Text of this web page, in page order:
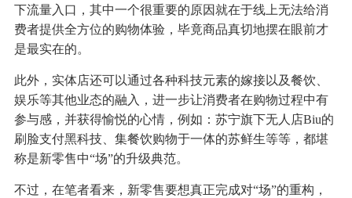
下流量入口，其中一个很重要的原因就在于线上无法给消
费者提供全方位的购物体验，毕竟商品真切地摆在眼前才
是最实在的。
此外，实体店还可以通过各种科技元素的嫁接以及餐饮、
娱乐等其他业态的融入，进一步让消费者在购物过程中有
参与感，并获得愉悦的心情，例如：苏宁旗下无人店Biu的
刷脸支付黑科技、集餐饮购物于一体的苏鲜生等等，都堪
称是新零售中“场”的升级典范。
不过，在笔者看来，新零售要想真正完成对“场”的重构，